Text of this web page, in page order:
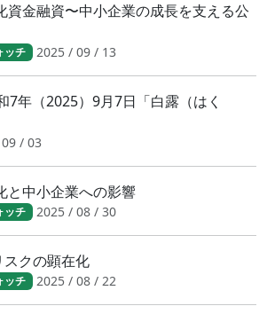
資金融資〜中小企業の成長を支える公
ッチ 2025 / 09 / 13
年（2025）9月7日「白露（はく
/ 03
と中小企業への影響
ッチ 2025 / 08 / 30
スクの顕在化
ッチ 2025 / 08 / 22